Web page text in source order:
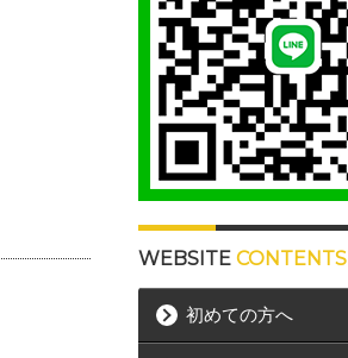
WEBSITE CONTENTS
初めての方へ